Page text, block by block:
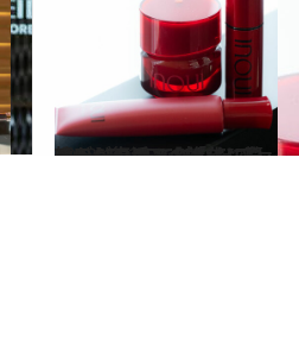
2023.11.26
懐かしのコスメ「インウイ」が復活！ SHISEIDO THE STOREで試した ファンデーションの進化に驚き
ビューティ＆ヘルス